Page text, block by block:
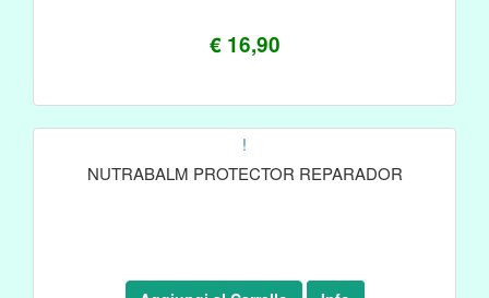
€ 16,90
!
NUTRABALM PROTECTOR REPARADOR